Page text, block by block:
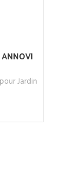
Jardin